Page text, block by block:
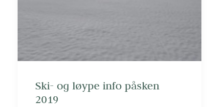
Ski- og løype info påsken
2019